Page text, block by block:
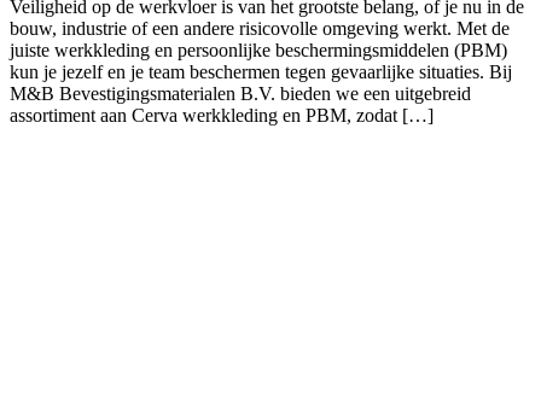
Veiligheid op de werkvloer is van het grootste belang, of je nu in de
bouw, industrie of een andere risicovolle omgeving werkt. Met de
juiste werkkleding en persoonlijke beschermingsmiddelen (PBM)
kun je jezelf en je team beschermen tegen gevaarlijke situaties. Bij
M&B Bevestigingsmaterialen B.V. bieden we een uitgebreid
assortiment aan Cerva werkkleding en PBM, zodat […]